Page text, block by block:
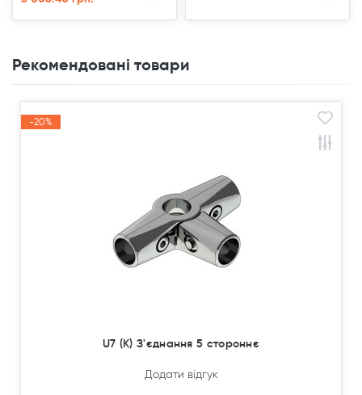
Рекомендовані товари
-20%
U7 (К) З'єднання 5 стороннє
Додати відгук